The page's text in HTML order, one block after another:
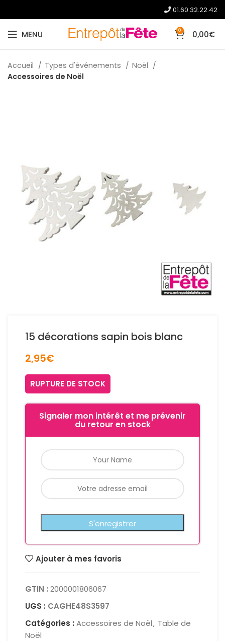
01.60.32.22.42
MENU 0 0,00€
Accueil Types d'événements
Noël
Accessoires de Noël
15 décorations sapin bois blanc
2,95€
RUPTURE DE STOCK
Signaler mon intérêt et me prévenir
du retour en stock
Ajouter à mes favoris
GTIN : 2000001806067
UGS : CAGHE48S3597
Catégories : Accessoires de Noël, Table de
Noël